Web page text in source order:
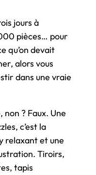
jours à
pièces… pour
qu’on devait
alors vous
dans une vraie
non ? Faux. Une
c’est la
relaxant et une
Tiroirs,
tapis